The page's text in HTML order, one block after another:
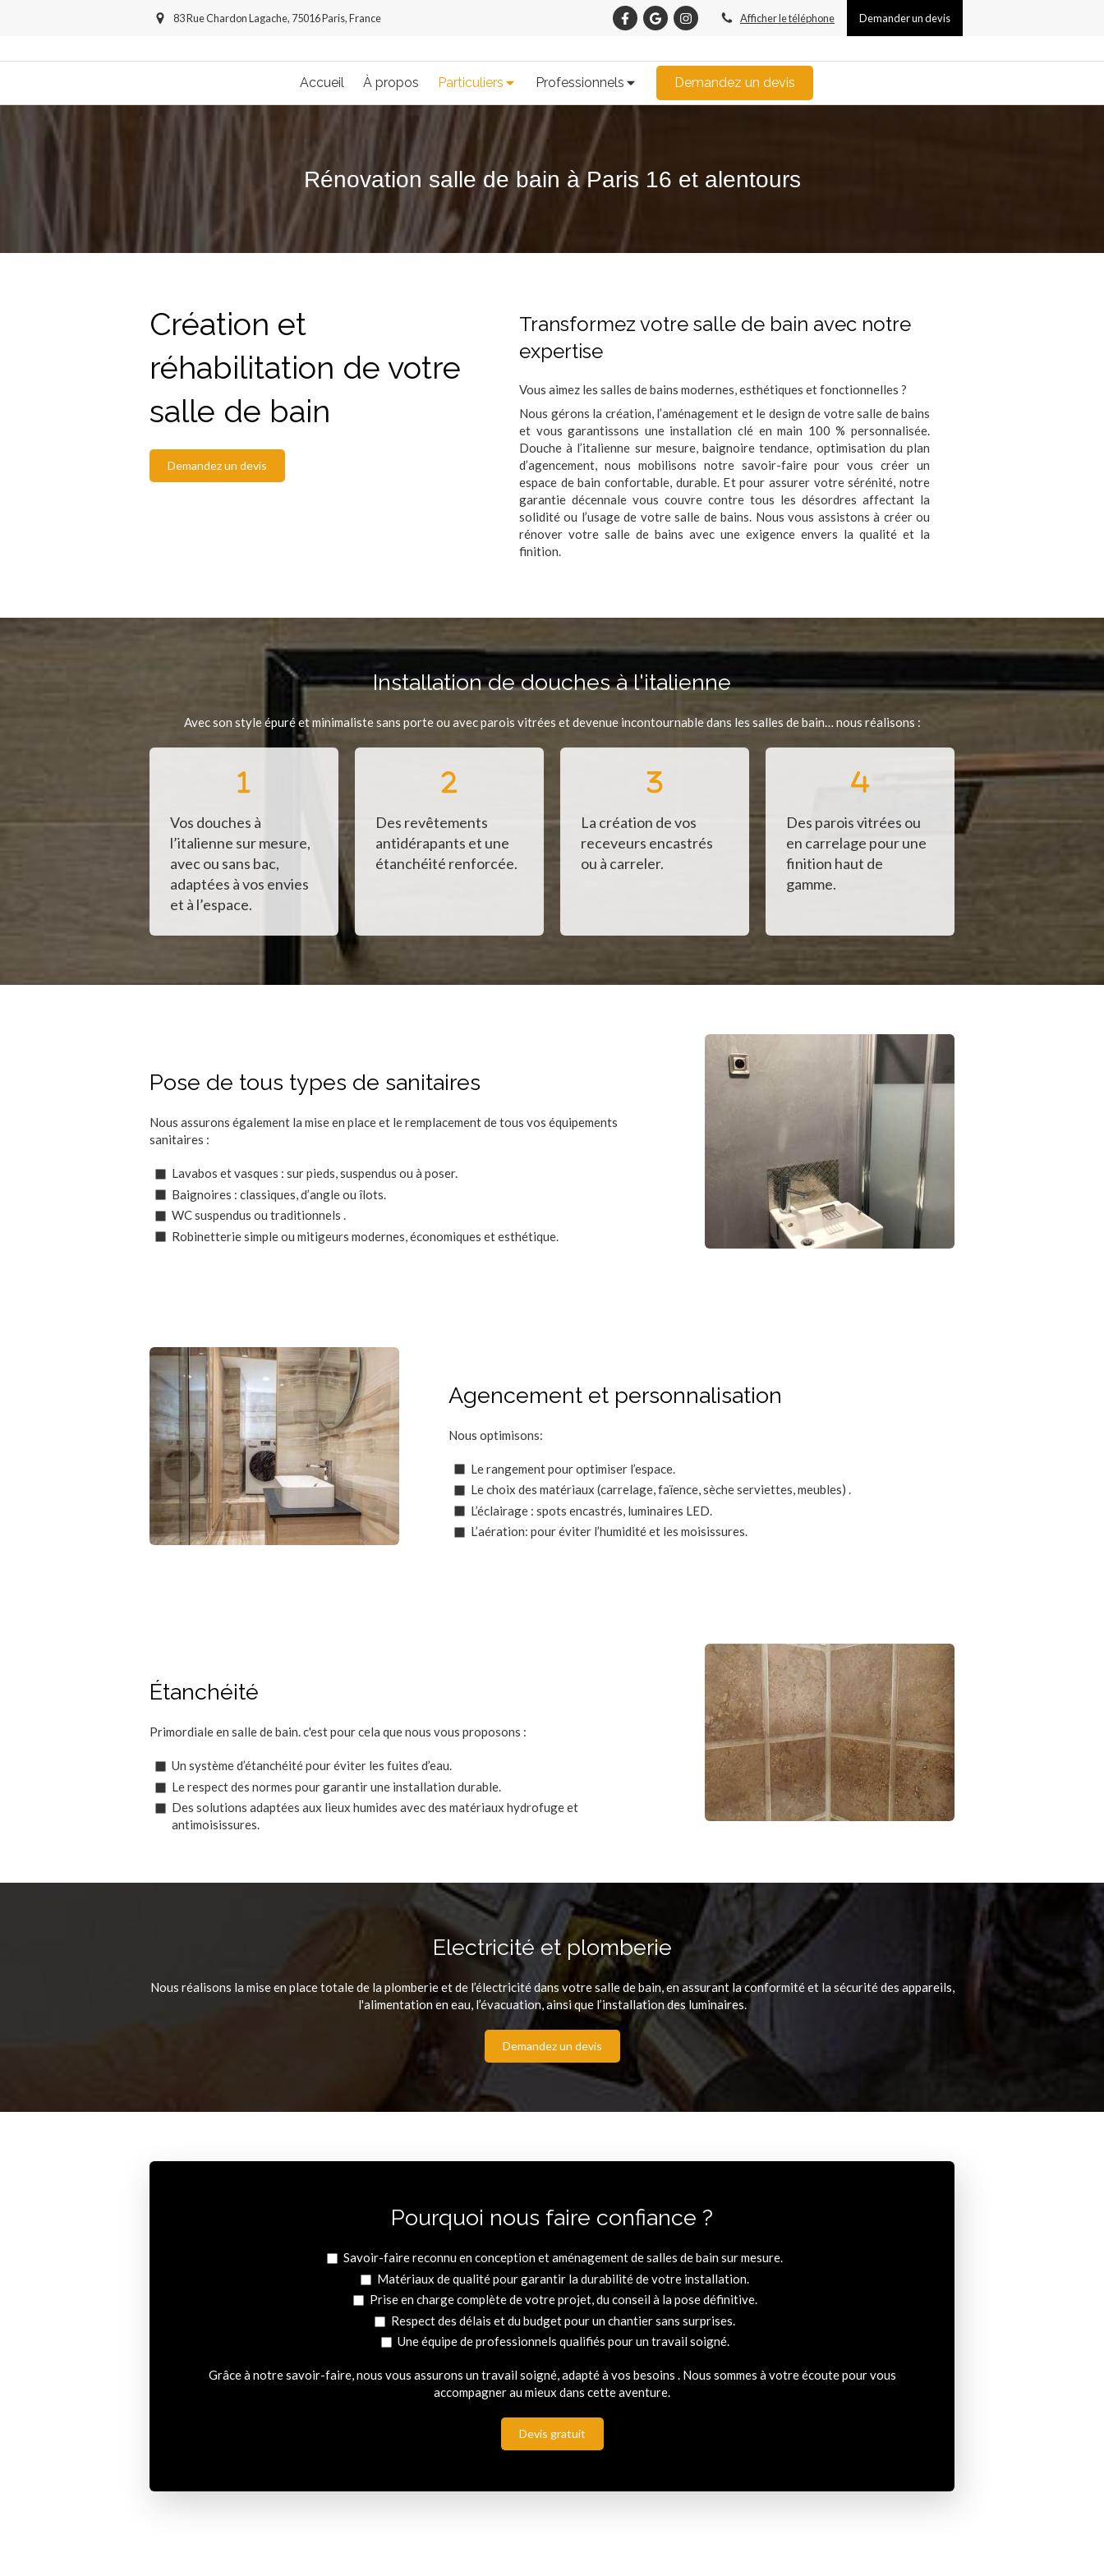
83 Rue Chardon Lagache, 75016 Paris, France Demander un devis
Afficher le téléphone
Accueil À propos Particuliers Professionnels Demandez un devis
Rénovation salle de bain à Paris 16 et alentours
Création et
réhabilitation de votre
salle de bain
Demandez un devis
Transformez votre salle de bain avec notre
expertise
Vous aimez les salles de bains modernes, esthétiques et fonctionnelles ?
Nous gérons la création, l’aménagement et le design de votre salle de bains
et vous garantissons une installation clé en main 100 % personnalisée.
Douche à l’italienne sur mesure, baignoire tendance, optimisation du plan
d’agencement, nous mobilisons notre savoir-faire pour vous créer un
espace de bain confortable, durable. Et pour assurer votre sérénité, notre
garantie décennale vous couvre contre tous les désordres affectant la
solidité ou l’usage de votre salle de bains. Nous vous assistons à créer ou
rénover votre salle de bains avec une exigence envers la qualité et la
finition.
Installation de douches à l'italienne
Avec son style épuré et minimaliste sans porte ou avec parois vitrées et devenue incontournable dans les salles de bain… nous réalisons :
Vos douches à
l’italienne sur mesure,
avec ou sans bac,
adaptées à vos envies
et à l’espace.
Des revêtements
antidérapants et une
étanchéité renforcée.
La création de vos
receveurs encastrés
ou à carreler.
Des parois vitrées ou
en carrelage pour une
finition haut de
gamme.
Pose de tous types de sanitaires
Nous assurons également la mise en place et le remplacement de tous vos équipements
sanitaires :
Lavabos et vasques : sur pieds, suspendus ou à poser.
Baignoires : classiques, d’angle ou îlots.
WC suspendus ou traditionnels .
Robinetterie simple ou mitigeurs modernes, économiques et esthétique.
Agencement et personnalisation
Nous optimisons:
Le rangement pour optimiser l’espace.
Le choix des matériaux (carrelage, faïence, sèche serviettes, meubles) .
L’éclairage : spots encastrés, luminaires LED.
L’aération: pour éviter l’humidité et les moisissures.
Étanchéité
Primordiale en salle de bain. c'est pour cela que nous vous proposons :
Un système d’étanchéité pour éviter les fuites d’eau.
Le respect des normes pour garantir une installation durable.
Des solutions adaptées aux lieux humides avec des matériaux hydrofuge et
antimoisissures.
Electricité et plomberie
Nous réalisons la mise en place totale de la plomberie et de l’électricité dans votre salle de bain, en assurant la conformité et la sécurité des appareils,
l'alimentation en eau, l’évacuation, ainsi que l’installation des luminaires.
Demandez un devis
Pourquoi nous faire confiance ?
Savoir-faire reconnu en conception et aménagement de salles de bain sur mesure.
Matériaux de qualité pour garantir la durabilité de votre installation.
Prise en charge complète de votre projet, du conseil à la pose définitive.
Respect des délais et du budget pour un chantier sans surprises.
Une équipe de professionnels qualifiés pour un travail soigné.
Grâce à notre savoir-faire, nous vous assurons un travail soigné, adapté à vos besoins . Nous sommes à votre écoute pour vous
accompagner au mieux dans cette aventure.
Devis gratuit